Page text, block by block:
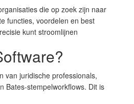
die op zoek zijn naar
functies, voordelen en best
kunt stroomlijnen
van juridische professionals,
Bates-stempelworkflows. Dit is